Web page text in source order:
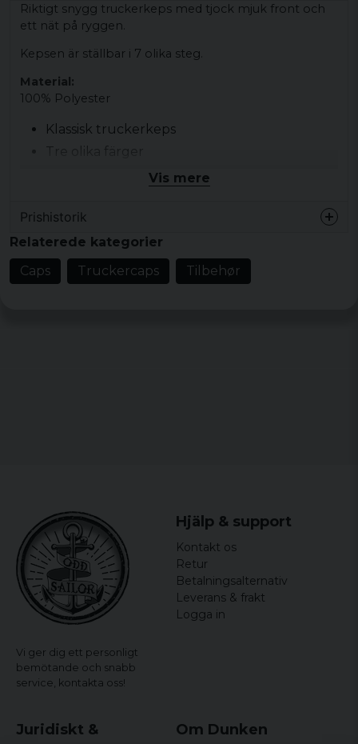
Riktigt snygg truckerkeps med tjock mjuk front och
ett nät på ryggen.
Kepsen är ställbar i 7 olika steg.
Material:
100% Polyester
Klassisk truckerkeps
Tre olika färger
Ställbar på baksidanVis mere
Prishistorik
Relaterede kategorier
Caps
Truckercaps Tilbehør
Vi ger dig ett personligt
bemötande och snabb
service, kontakta oss!
Hjälp & support
Kontakt os
Retur
Betalningsalternativ
Leverans & frakt
Logga in
Juridiskt &
Om Dunken